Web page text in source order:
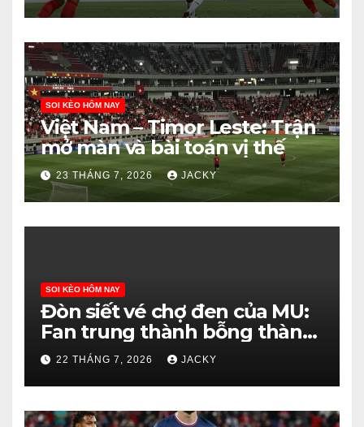
SOI KÈO HÔM NAY
Việt Nam – Timor Leste: Trận
mở màn và bài toán vị thế
23 THÁNG 7, 2026 JACKY
SOI KÈO HÔM NAY
Đòn siết vé chợ đen của MU:
Fan trung thành bỗng thành
‘tội đồ’?
22 THÁNG 7, 2026 JACKY